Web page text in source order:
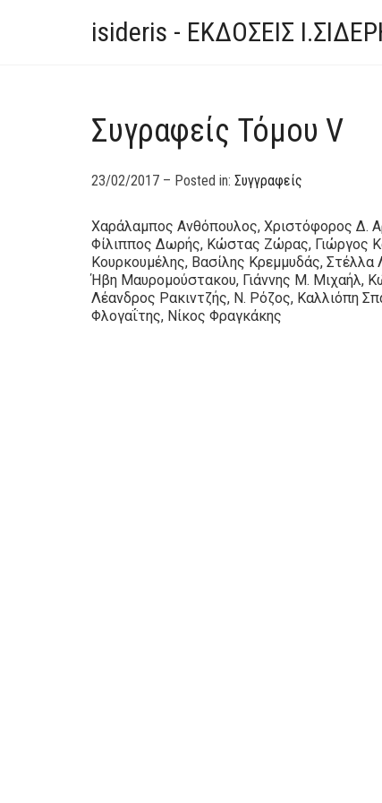
isideris - ΕΚΔΟΣΕΙΣ
Συγραφείς Τόμου V
23/02/2017 – Posted in: Συγγραφείς
Χαράλαμπος Ανθόπουλος, Χριστόφορος Δ.
Φίλιππος Δωρής, Κώστας Ζώρας, Γιώργος
Κουρκουμέλης, Βασίλης Κρεμμυδάς,
Ήβη Μαυρομούστακου, Γιάννης Μ. Μιχαήλ,
Λέανδρος Ρακιντζής, Ν. Ρόζος, Καλλιόπη
Φλογαΐτης, Νίκος Φραγκάκης